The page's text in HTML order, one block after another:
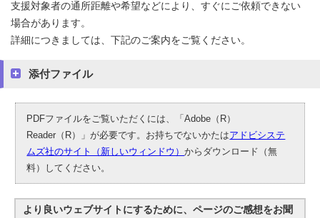
支援対象者の通所距離や希望などにより、すぐにご依頼できない
場合があります。
詳細につきましては、下記のご案内をご覧ください。
添付ファイル
PDFファイルをご覧いただくには、「Adobe（R）
Reader（R）」が必要です。お持ちでないかたはアドビシステ
ムズ社のサイト（新しいウィンドウ）からダウンロード（無
料）してください。
より良いウェブサイトにするために、ページのご感想をお聞